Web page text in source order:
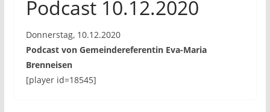
Podcast 10.12.2020
Donnerstag, 10.12.2020
Podcast von Gemeindereferentin Eva-Maria
Brenneisen
[player id=18545]